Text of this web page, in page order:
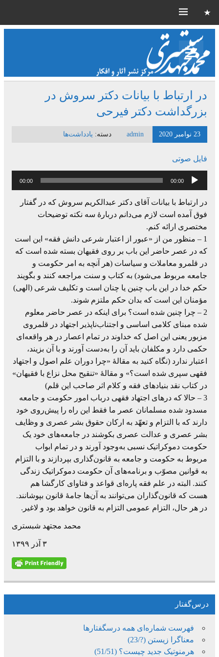
در ارتباط با بیانات دکتر سروش در
بزرگداشت دکتر فیرحی
23 نوامبر 2020 admin دسته: یادداشت‌ها
فایل صوتی
پخش‌کننده
صوت
00:00
00:00
در ارتباط با بیانات آقای دکتر عبدالکریم سروش که در گفتار
فوق آمده است لازم می‌دانم دربارۀ سه نکته توضیحات
مختصری ارائه کنم.
1 – منظور من از «عبور از اعتبار شرعی دانش فقه» این است
که در عصر حاضر این باب بر روی فقیهان بسته شده است که
در قلمرو معاملات و سیاسات (هر آنچه به امر حکومت و
جامعه مربوط می‌شود) به کتاب و سنت مراجعه کنند و بگویند
حکم خدا در این باب چنین یا چنان است و تکلیف شرعی (الهی)
مؤمنان این است که بدان حکم ملتزم شوند.
2 – چرا چنین شده است؟ برای اینکه در عصر حاضر معلوم
شده مبنای کلامی اساسی و اجتناب‌ناپذیر اجتهاد در قلمروی
مزبور یعنی این اصل که خداوند در تمام اعصار در هر واقعه‌ای
حکمی دارد و مکلفان باید آن را به‌دست آورند و با آن بزیند،
اعتبار ندارد (نگاه کنید به مقالۀ «چرا دوران علم اصول و اجتهاد
فقهی سپری شده است؟» و مقالۀ «تنقیح محل نزاع با فقیهان»
در کتاب نقد بنیادهای فقه و کلام اثر صاحب این قلم)
3 – حالا که درهای اجتهاد فقهی درباب امور حکومت و جامعه
مسدود شده مسلمانان عصر ما فقط این راه را پیش‌روی خود
دارند که با التزام و تعهّد به ارکان حقوق بشر عصری و وظایف
بشر عصری و عدالت عصری بکوشند در جامعه‌های خود یک
حکومت دموکراتیک نسبی به‌وجود آورند و در تمام ابواب
مربوط به حکومت و جامعه به قانون‌گذاری بپردازند و با التزام
به قوانین مصوّب و برنامه‌های آن حکومت دموکراتیک زندگی
کنند. البته در علم فقه پاره‌ای قواعد و فتاوای کارگشا هم
هست که قانون‌گذاران می‌توانند به آن‌ها جامۀ قانون بپوشانند.
در هر حال، التزام عمومی التزام به قانون خواهد بود و لاغیر.
محمد مجتهد شبستری
۳ آذر ۱۳۹۹
درس‌گفتار
فهرست شماره‌ای همه درسگفتارها
معناگرا زیستن (?/23)
هرمنوتیک جدید چیست؟ (51/51)